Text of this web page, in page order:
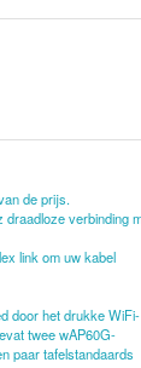
de prijs.
draadloze verbinding
link om uw kabel
door het drukke WiFi-
twee wAP60G-
paar tafelstandaards